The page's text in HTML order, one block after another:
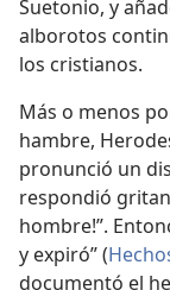
Suetonio, y
alborotos
los cristianos.
Más o menos
hambre,
pronunció un
respondió
hombre!”.
y expiró” (
documentó el